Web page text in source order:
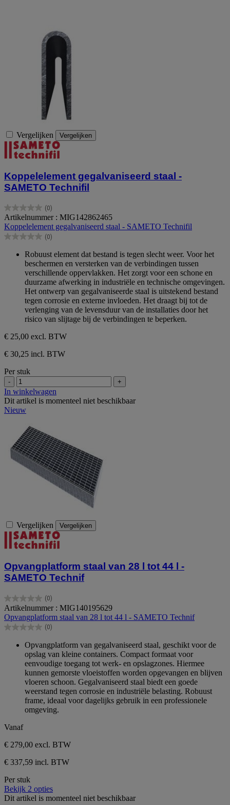
Vergelijken Vergelijken
Koppelelement gegalvaniseerd staal -
SAMETO Technifil
(0)
0.0
van
de
5
Artikelnummer : MIG142862465
Koppelelement gegalvaniseerd staal - SAMETO Technifil
(0)
0.0
sterren.
Robuust element dat bestand is tegen slecht weer. Voor het
beschermen en versterken van de verbindingen tussen
verschillende oppervlakken. Het zorgt voor een schone en
duurzame afwerking in industriële en technische omgevingen.
Het ontwerp van gegalvaniseerde staal is uitstekend bestand
tegen corrosie en externe invloeden. Het draagt bij tot de
verlenging van de levensduur van de installaties door het
risico van slijtage bij de verbindingen te beperken.
€ 25,00 excl. BTW
€ 30,25 incl. BTW
Per stuk
- +
In winkelwagen
Dit artikel is momenteel niet beschikbaar
Nieuw
Vergelijken Vergelijken
Opvangplatform staal van 28 l tot 44 l -
SAMETO Technif
(0)
0.0
van
de
5
Artikelnummer : MIG140195629
Opvangplatform staal van 28 l tot 44 l - SAMETO Technif
(0)
0.0
sterren.
Opvangplatform van gegalvaniseerd staal, geschikt voor de
opslag van kleine containers. Compact formaat voor
eenvoudige toegang tot werk- en opslagzones. Hiermee
kunnen gemorste vloeistoffen worden opgevangen en blijven
vloeren schoon. Gegalvaniseerd staal biedt een goede
weerstand tegen corrosie en industriële belasting. Robuust
frame, ideaal voor dagelijks gebruik in een professionele
omgeving.
Vanaf
€ 279,00 excl. BTW
€ 337,59 incl. BTW
Per stuk
Bekijk 2 opties
Dit artikel is momenteel niet beschikbaar